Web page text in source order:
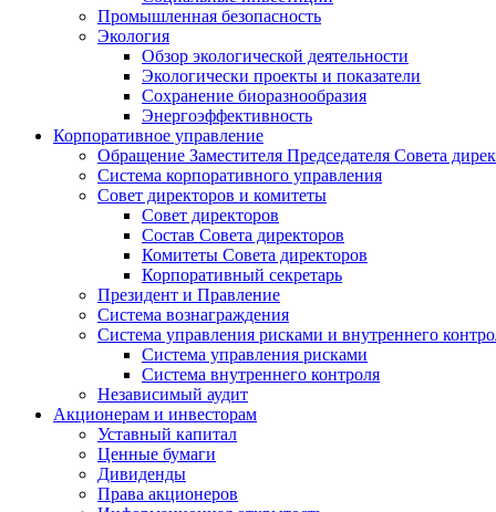
Промышленная безопасность
Экология
Обзор экологической деятельности
Экологически проекты и показатели
Сохранение биоразнообразия
Энергоэффективность
Корпоративное управление
Обращение Заместителя Председателя Совета
Система корпоративного управления
Совет директоров и комитеты
Совет директоров
Состав Совета директоров
Комитеты Совета директоров
Корпоративный секретарь
Президент и Правление
Система вознаграждения
Система управления рисками и внутреннего
Система управления рисками
Система внутреннего контроля
Независимый аудит
Акционерам и инвесторам
Уставный капитал
Ценные бумаги
Дивиденды
Права акционеров